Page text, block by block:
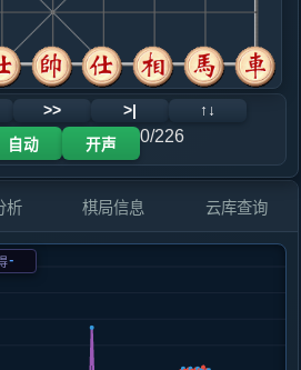
+624
车１平６
红+797
+729
+475
炮五进三
+538
车１平６
红+306
车二进六
+252
+412
+255
红+53
>> >| ↑↓
自动 开声 0/226
析 棋局信息 云库查询
-